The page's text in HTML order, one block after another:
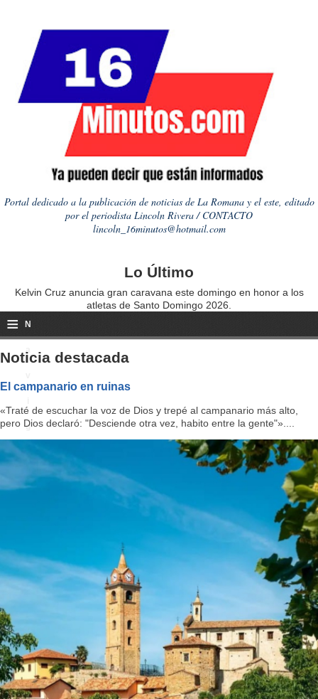
Portal dedicado a la publicación de noticias de La Romana y el este, editado
por el periodista Lincoln Rivera / CONTACTO
lincoln_16minutos@hotmail.com
Lo Último
Kelvin Cruz anuncia gran caravana este domingo en honor a los
atletas de Santo Domingo 2026.
≡ N
a
g
a
ti
Noticia destacada
El campanario en ruinas
«Traté de escuchar la voz de Dios y trepé al campanario más alto,
pero Dios declaró: "Desciende otra vez, habito entre la gente"»....